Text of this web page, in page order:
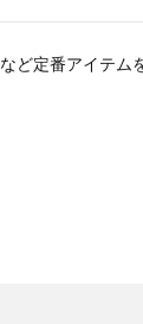
など定番アイテム